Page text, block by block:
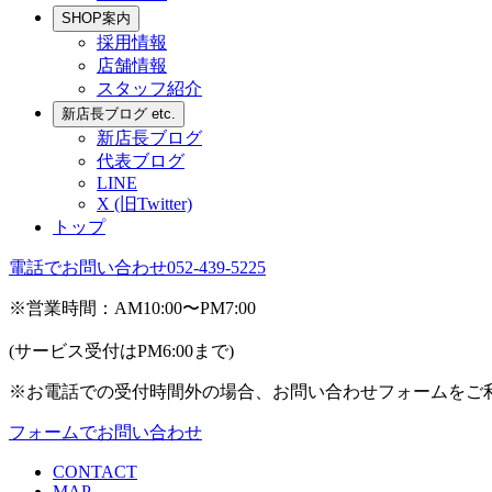
SHOP案内
採用情報
店舗情報
スタッフ紹介
新店長ブログ etc.
新店長ブログ
代表ブログ
LINE
X (旧Twitter)
トップ
電話でお問い合わせ052-439-5225
※営業時間：AM10:00〜PM7:00
(サービス受付はPM6:00まで)
※お電話での受付時間外の場合、お問い合わせフォームをご
フォームでお問い合わせ
CONTACT